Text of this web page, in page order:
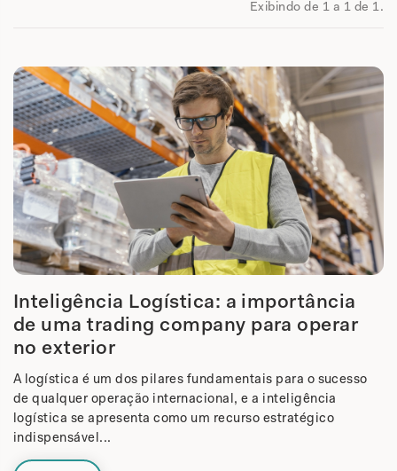
Exibindo de 1 a 1 de 1.
Inteligência Logística: a importância
de uma trading company para operar
no exterior
A logística é um dos pilares fundamentais para o sucesso
de qualquer operação internacional, e a inteligência
logística se apresenta como um recurso estratégico
indispensável...